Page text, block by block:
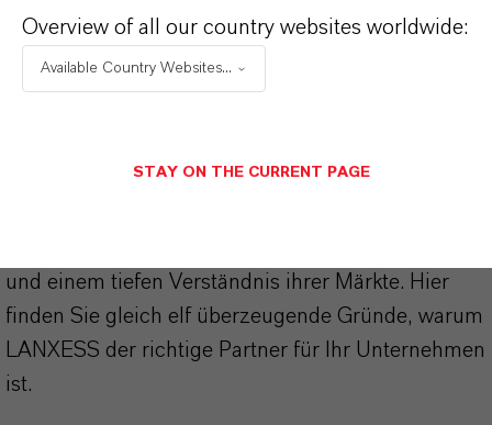
Als führendes Spezialchemieunternehmen bieten
wir weit mehr als nur hochwertige Produkte: Wir
unseres Handelns stehen jedoch Sie: unsere
und einem tiefen Verständnis ihrer Märkte. Hier
finden Sie gleich elf überzeugende Gründe, warum
LANXESS der richtige Partner für Ihr Unternehmen
ist.
Overview of all our country websites worldwide:
Available Country Websites...
STAY ON THE CURRENT PAGE